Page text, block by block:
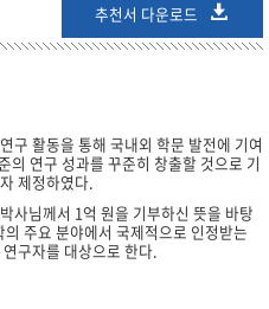
추천서 다운로드
구 활동을 통해 국내외 학문 발전에 기여
의 연구 성과를 꾸준히 창출할 것으로 기
제정하였다.
사님께서 1억 원을 기부하신 뜻을 바탕
주요 분야에서 국제적으로 인정받는
구자를 대상으로 한다.